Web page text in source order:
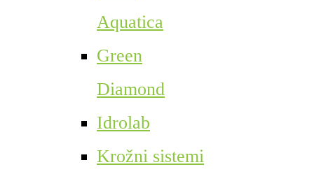
Aquatica
Green
Diamond
Idrolab
Krožni sistemi